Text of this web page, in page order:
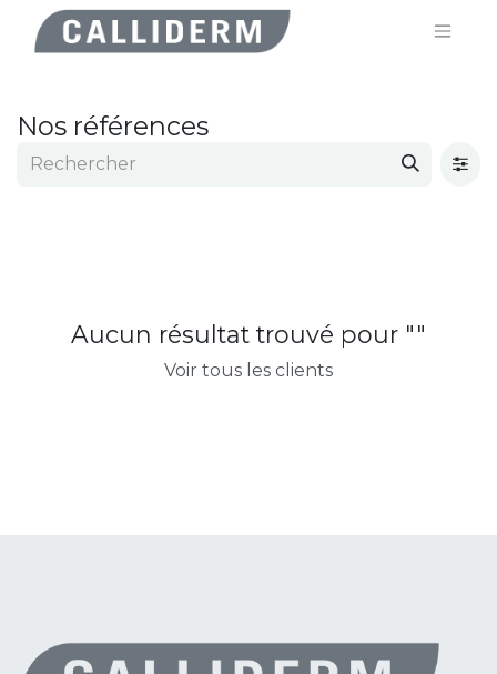
Nos références
Aucun résultat trouvé pour ""
Voir tous les clients